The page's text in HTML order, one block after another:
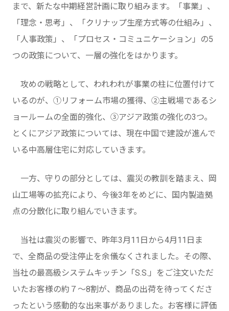
まで、新たな中期経営計画に取り組みます。「事業」、
「理念・思考」、「クリナップ生産方式等の仕組み」、
「人事政策」、「プロセス・コミュニケーション」の5
つの政策について、一層の強化をはかります。
攻めの戦略として、われわれが事業の柱に位置付けて
いるのが、①リフォーム市場の獲得、②主戦場であるシ
ョールームの全面的強化、③アジア政策の強化の3つ。
とくにアジア政策については、現在中国で建設が進んで
いる中高層住宅に対応していきます。
一方、守りの部分としては、震災の教訓を踏まえ、岡
山工場等の拡充により、今後3年をめどに、国内製造拠
点の分散化に取り組んでいきます。
当社は震災の影響で、昨年3月11日から4月11日ま
で、全商品の受注停止を余儀なくされました。その際、
当社の最高級システムキッチン「S.S.」をご注文いただ
いたお客様の約７～8割が、商品の出荷を待ってくださ
ったという感動的な出来事がありました。お客様に評価